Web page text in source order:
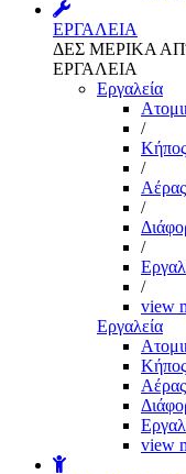
ΕΡΓΑΛΕΙΑ
ΔΕΣ ΜΕΡΙΚΑ
ΕΡΓΑΛΕΙΑ
Εργαλεία
/
Kήπος
/
Αέρας
/
/
/
view
Εργαλεία
Kήπος
Αέρας
view